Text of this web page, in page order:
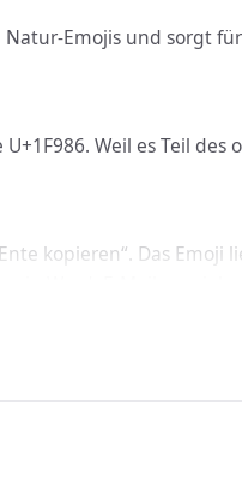
Emojis und sorgt
Weil es Teil des
kopieren“. Das Emoji
in CSS den